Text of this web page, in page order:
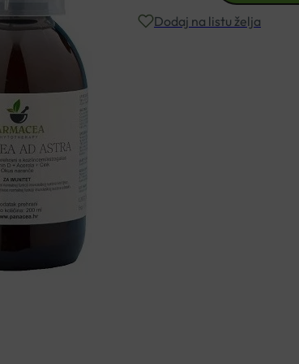
AD Dodaj na listu želja